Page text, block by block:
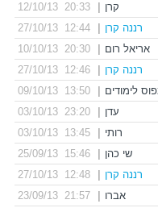
קרן
20:33 12/10/13
רננה קרן
12:44 27/10/13
אריאל רום
20:30 10/10/13
רננה קרן
12:46 27/10/13
לימודים
13:50 09/10/13
עדן
23:20 03/10/13
רותי
13:45 03/10/13
שי כהן
15:46 25/09/13
רננה קרן
12:48 27/10/13
אברו
21:57 23/09/13